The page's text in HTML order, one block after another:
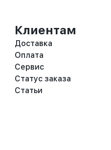
Клиентам
Доставка
Оплата
Сервис
Статус заказа
Статьи